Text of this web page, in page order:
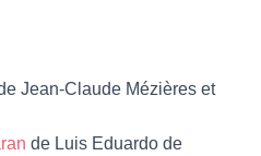
Jean-Claude Mézières et
de Luis Eduardo de